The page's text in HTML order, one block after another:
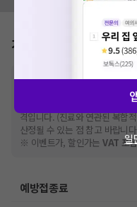
가격표
※비급여 항목의 경우,추가비
한 가격은 해당 의료기관에 직
건강보험
격입니다. (진료와 연관된 복합
산정될 수 있는 점 참고 바랍니
※ 이벤트가, 할인가는VAT 포함
예방접종료
일